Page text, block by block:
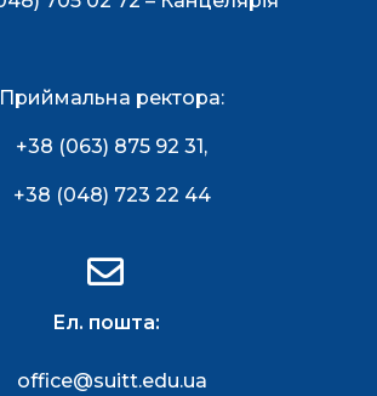
Приймальна ректора:
+38 (063) 875 92 31,
+38 (048) 723 22 44
Ел. пошта:
office@suitt.edu.ua